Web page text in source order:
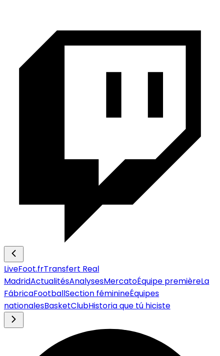
LiveFoot.frTransfert Real
MadridActualitésAnalysesMercatoÉquipe premièreLa
FábricaFootballSection féminineÉquipes
nationalesBasketClubHistoria que tú hiciste